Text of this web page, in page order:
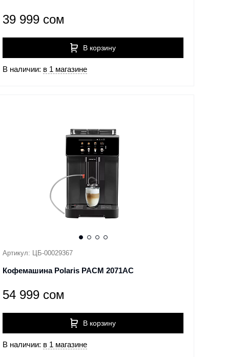
39 999 сом
В корзину
В наличии: в 1 магазине
Артикул: ЦБ-00029367
Кофемашина Polaris PACM 2071AC
54 999 сом
В корзину
В наличии: в 1 магазине